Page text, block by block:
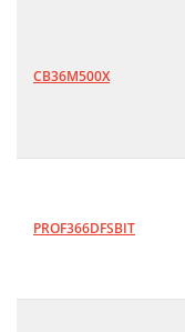
CB36M500X
PROF366DFSBIT